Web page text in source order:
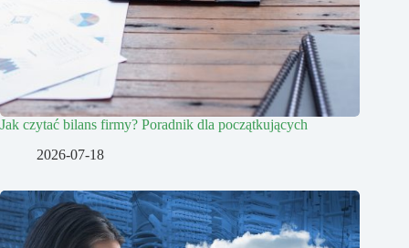
Jak czytać bilans firmy? Poradnik dla początkujących
2026-07-18